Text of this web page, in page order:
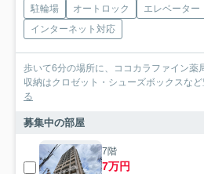
駐輪場 オートロック エレベーター
インターネット対応
歩いて6分の場所に、ココカラファイン
収納はクロゼット・シューズボックスな
る
募集中の部屋
7階
7万円